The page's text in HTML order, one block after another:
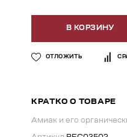
В КОРЗИНУ
ОТЛОЖИТЬ
КРАТКО О ТОВАРЕ
Амиак и его